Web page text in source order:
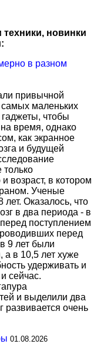
техники, новинки
в разном
привычной
маленьких
гаджеты, чтобы
время, однако
как экранное
и будущей
только
возраст, в котором
Ученые
Оказалось, что
в два периода - в
поступлением
перед
9 лет были
а в 10,5 лет хуже
удерживать и
сейчас.
и выделили два
развивается очень
01.08.2026